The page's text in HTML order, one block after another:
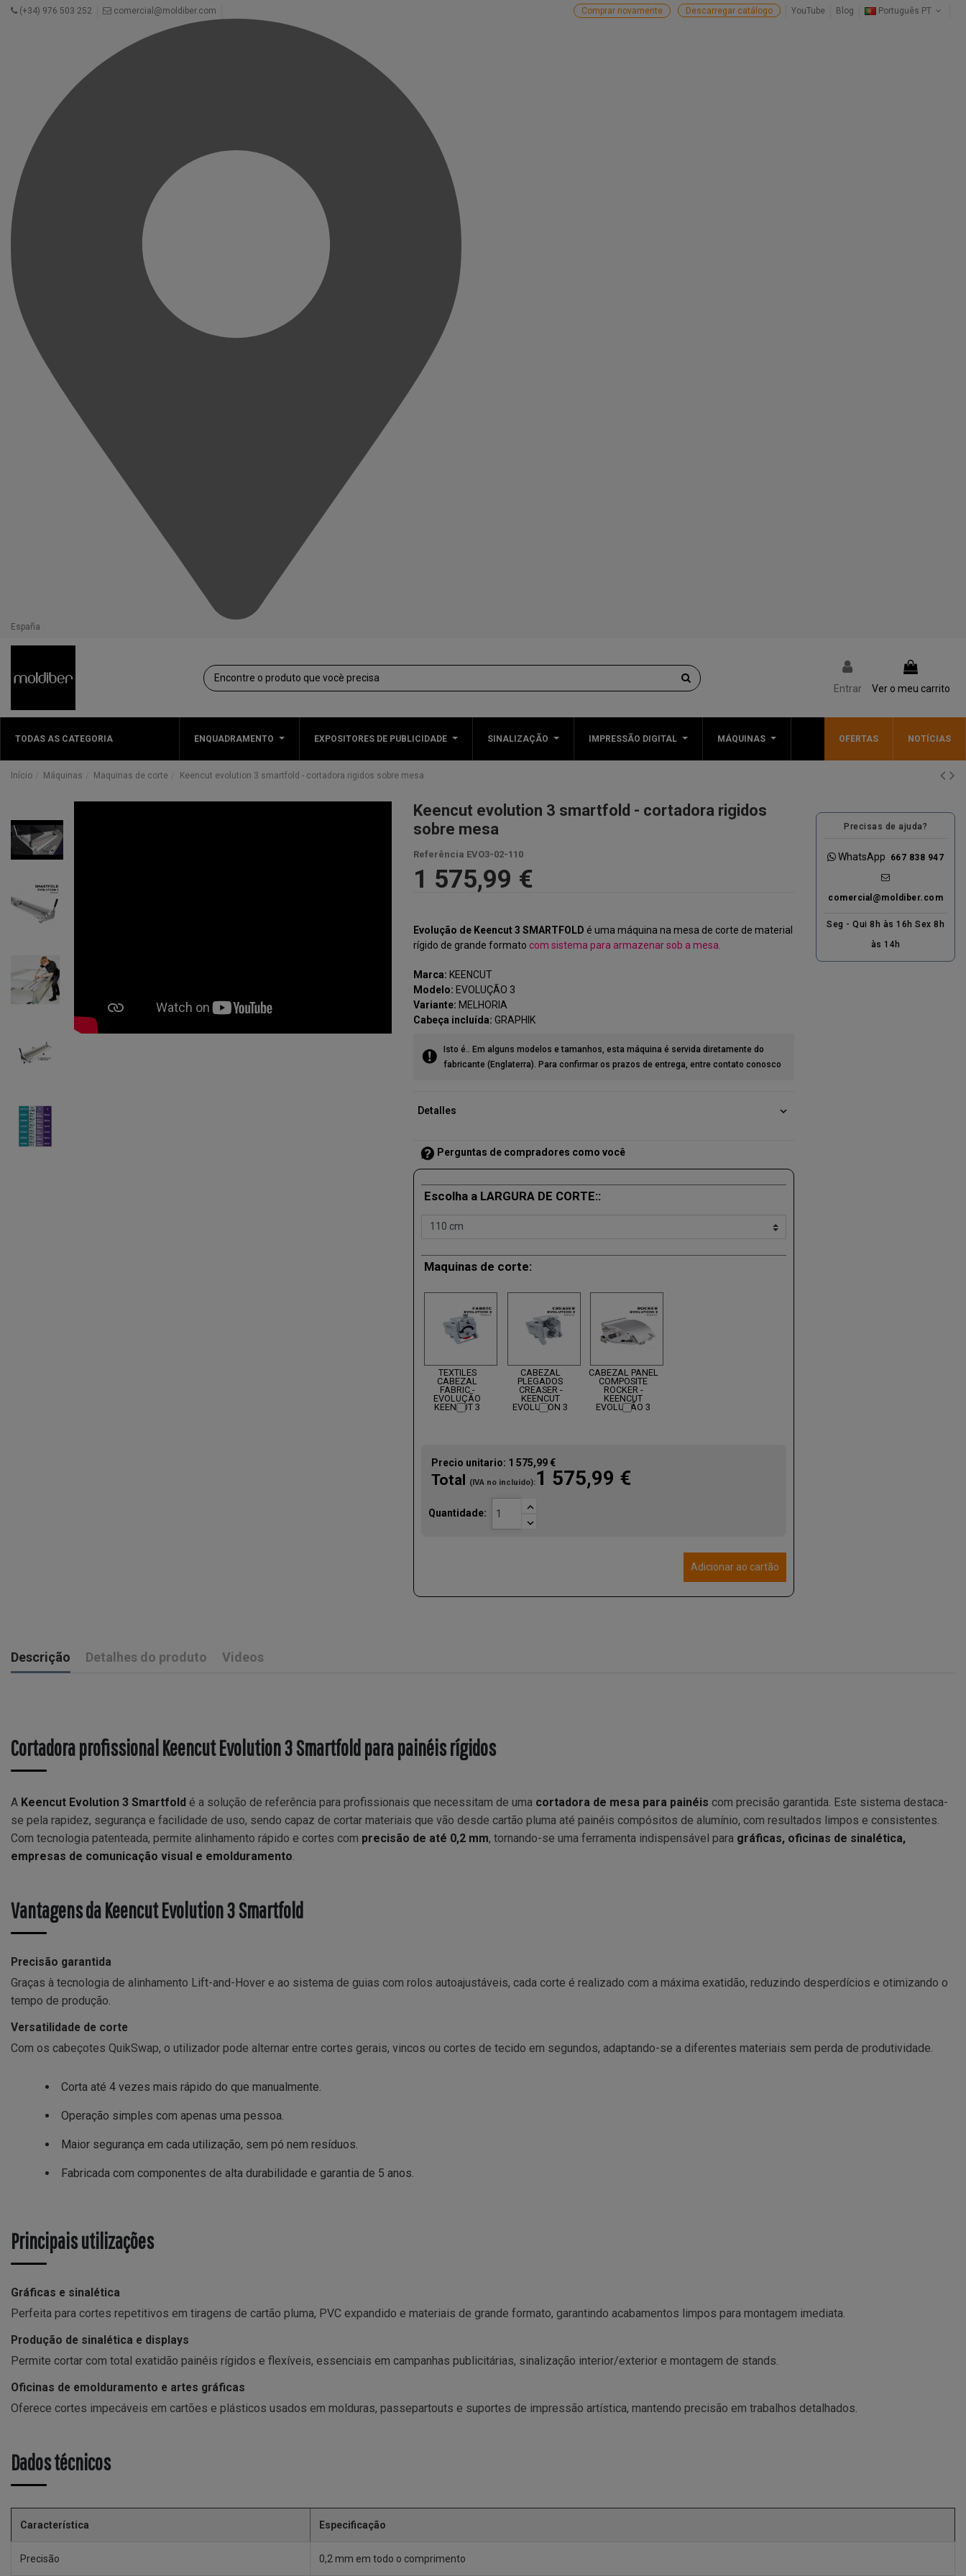
(+34) 976 503 252 comercial@moldiber.com
España
Português PT
Blog
YouTube
Descarregar catálogo
Comprar novamente
Entrar Ver o meu carrito
TODAS AS CATEGORIA ENQUADRAMENTO EXPOSITORES DE PUBLICIDADE SINALIZAÇÃO IMPRESSÃO DIGITAL MÁQUINAS OFERTAS NOTÍCIAS
Início Máquinas Maquinas de corte Keencut evolution 3 smartfold - cortadora rigidos sobre mesa
Keencut evolution 3 smartfold - cortadora rigidos
sobre mesa
Referência EVO3-02-110
1 575,99 €
Evolução de Keencut 3 SMARTFOLD é uma máquina na mesa de corte de material
rígido de grande formato com sistema para armazenar sob a mesa.
Marca: KEENCUT
Modelo: EVOLUÇÃO 3
Variante: MELHORIA
Cabeça incluída: GRAPHIK
Isto é.. Em alguns modelos e tamanhos, esta máquina é servida diretamente do
fabricante (Englaterra). Para confirmar os prazos de entrega, entre contato conosco
Detalles expand_more
Perguntas de compradores como você
Escolha a LARGURA DE CORTE::
Maquinas de corte:
TEXTILES
CABEZAL
FABRIC -
EVOLUÇÃO
KEENCUT 3
CABEZAL
PLEGADOS
CREASER -
KEENCUT
EVOLUTION 3
CABEZAL PANEL
COMPOSITE
ROCKER -
KEENCUT
EVOLUÇÃO 3
Precio unitario: 1 575,99 €
Total (IVA no incluido):1 575,99 €
Quantidade:


Adicionar ao cartão
Precisas de ajuda?
WhatsApp 667 838 947
comercial@moldiber.com
Seg - Qui 8h às 16h Sex 8h
às 14h
Descrição Detalhes do produto Videos
Cortadora profissional Keencut Evolution 3 Smartfold para painéis rígidos
A Keencut Evolution 3 Smartfold é a solução de referência para profissionais que necessitam de uma cortadora de mesa para painéis com precisão garantida. Este sistema destaca-
se pela rapidez, segurança e facilidade de uso, sendo capaz de cortar materiais que vão desde cartão pluma até painéis compósitos de alumínio, com resultados limpos e consistentes.
Com tecnologia patenteada, permite alinhamento rápido e cortes com precisão de até 0,2 mm, tornando-se uma ferramenta indispensável para gráficas, oficinas de sinalética,
empresas de comunicação visual e emolduramento.
Vantagens da Keencut Evolution 3 Smartfold
Precisão garantida
Graças à tecnologia de alinhamento Lift-and-Hover e ao sistema de guias com rolos autoajustáveis, cada corte é realizado com a máxima exatidão, reduzindo desperdícios e otimizando o
tempo de produção.
Versatilidade de corte
Com os cabeçotes QuikSwap, o utilizador pode alternar entre cortes gerais, vincos ou cortes de tecido em segundos, adaptando-se a diferentes materiais sem perda de produtividade.
Corta até 4 vezes mais rápido do que manualmente.
Operação simples com apenas uma pessoa.
Maior segurança em cada utilização, sem pó nem resíduos.
Fabricada com componentes de alta durabilidade e garantia de 5 anos.
Principais utilizações
Gráficas e sinalética
Perfeita para cortes repetitivos em tiragens de cartão pluma, PVC expandido e materiais de grande formato, garantindo acabamentos limpos para montagem imediata.
Produção de sinalética e displays
Permite cortar com total exatidão painéis rígidos e flexíveis, essenciais em campanhas publicitárias, sinalização interior/exterior e montagem de stands.
Oficinas de emolduramento e artes gráficas
Oferece cortes impecáveis em cartões e plásticos usados em molduras, passepartouts e suportes de impressão artística, mantendo precisão em trabalhos detalhados.
Dados técnicos
Característica Especificação
Precisão 0,2 mm em todo o comprimento